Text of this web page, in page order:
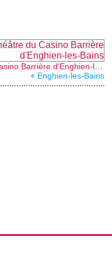
⌖ Enghien-les-Bains